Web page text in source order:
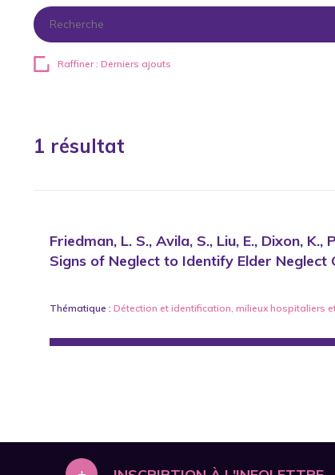
Raffiner : Derniers ajouts
1 résultat
Friedman, L. S., Avila, S., Liu, E., Dixon,
Signs of Neglect to Identify Elder Neglect
Thématique : Détection et identification, milieux hospitaliers